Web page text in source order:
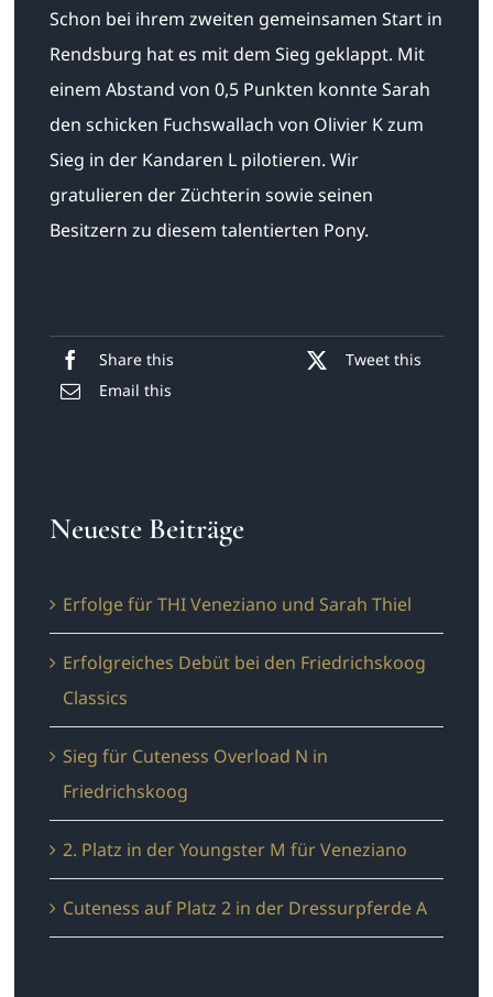
Schon bei ihrem zweiten gemeinsamen Start in
Rendsburg hat es mit dem Sieg geklappt. Mit
einem Abstand von 0,5 Punkten konnte Sarah
den schicken Fuchswallach von Olivier K zum
Sieg in der Kandaren L pilotieren. Wir
gratulieren der Züchterin sowie seinen
Besitzern zu diesem talentierten Pony.
Share this
Tweet this
Email this
Neueste Beiträge
Erfolge für THI Veneziano und Sarah Thiel
Erfolgreiches Debüt bei den Friedrichskoog
Classics
Sieg für Cuteness Overload N in
Friedrichskoog
2. Platz in der Youngster M für Veneziano
Cuteness auf Platz 2 in der Dressurpferde A